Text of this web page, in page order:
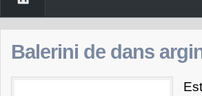
Balerini de dans